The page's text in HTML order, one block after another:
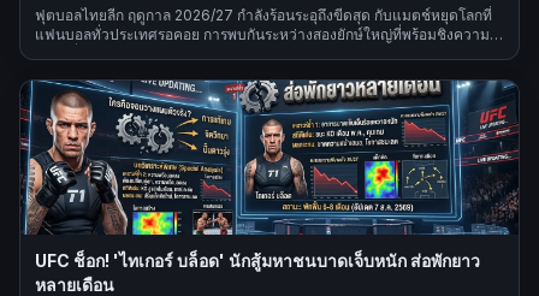
ฟุตบอลไทยลีก ฤดูกาล 2026/27 กำลังร้อนระอุถึงขีดสุด กับแมตช์หยุดโลกที่
แฟนบอลทั่วประเทศรอคอย การพบกันระหว่างสองยักษ์ใหญ่ที่พร้อมชิงความ
UFC ช็อก! 'ไทเกอร์ บล็อด' นักสู้มหาชนบาดเจ็บหนัก ส่อพักยาว
หลายเดือน